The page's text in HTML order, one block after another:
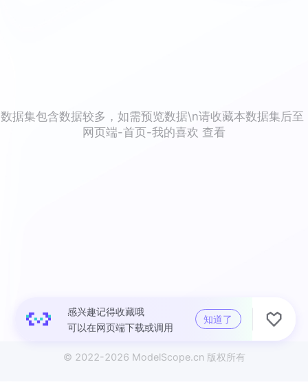
感兴趣记得收藏哦
可以在网页端下载或调用
知道了
数据集包含数据较多，如需预览数据\n请收藏本数据集后至
网页端-首页-我的喜欢 查看
© 2022-2026 ModelScope.cn 版权所有